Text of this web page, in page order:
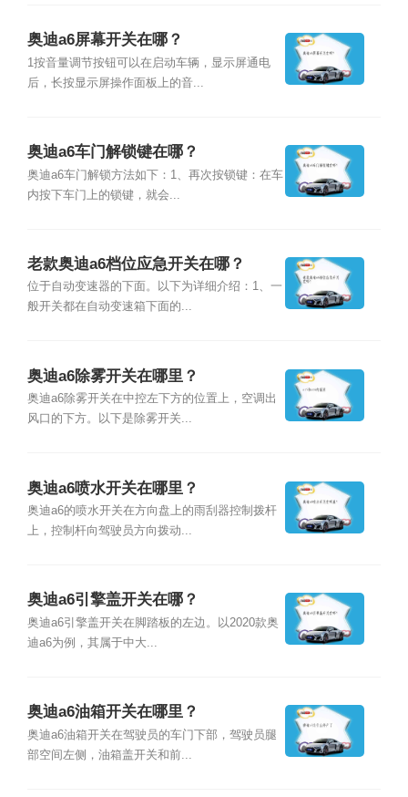
奥迪a6屏幕开关在哪？
1按音量调节按钮可以在启动车辆，显示屏通电
后，长按显示屏操作面板上的音...
奥迪a6车门解锁键在哪？
奥迪a6车门解锁方法如下：1、再次按锁键：在车
内按下车门上的锁键，就会...
老款奥迪a6档位应急开关在哪？
位于自动变速器的下面。以下为详细介绍：1、一
般开关都在自动变速箱下面的...
奥迪a6除雾开关在哪里？
奥迪a6除雾开关在中控左下方的位置上，空调出
风口的下方。以下是除雾开关...
奥迪a6喷水开关在哪里？
奥迪a6的喷水开关在方向盘上的雨刮器控制拨杆
上，控制杆向驾驶员方向拨动...
奥迪a6引擎盖开关在哪？
奥迪a6引擎盖开关在脚踏板的左边。以2020款奥
迪a6为例，其属于中大...
奥迪a6油箱开关在哪里？
奥迪a6油箱开关在驾驶员的车门下部，驾驶员腿
部空间左侧，油箱盖开关和前...